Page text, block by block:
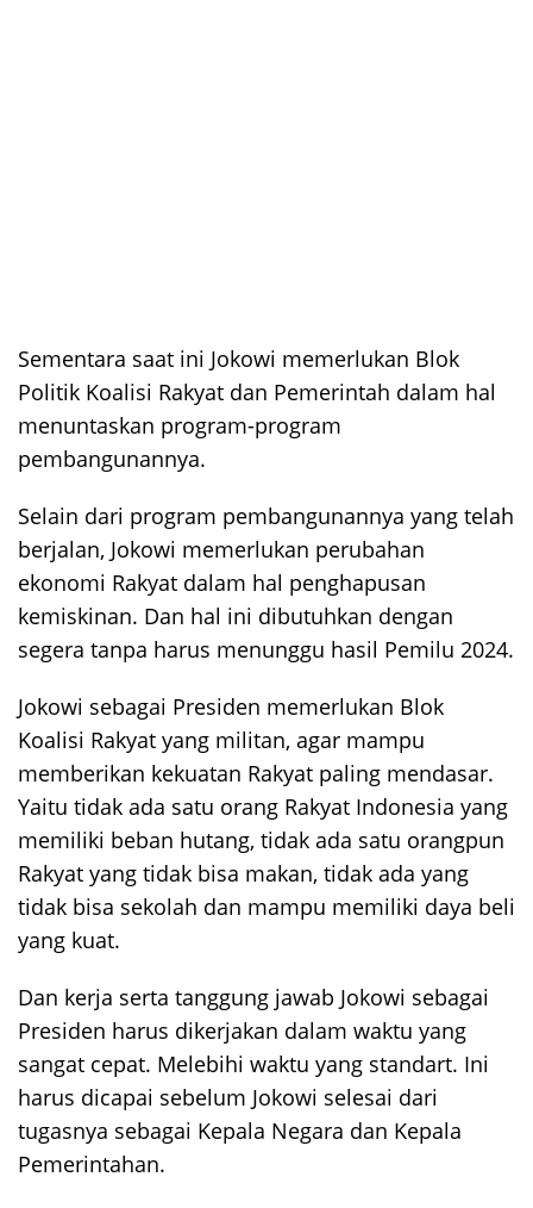
Sementara saat ini Jokowi memerlukan Blok
Politik Koalisi Rakyat dan Pemerintah dalam hal
menuntaskan program-program
pembangunannya.
Selain dari program pembangunannya yang telah
berjalan, Jokowi memerlukan perubahan
ekonomi Rakyat dalam hal penghapusan
kemiskinan. Dan hal ini dibutuhkan dengan
segera tanpa harus menunggu hasil Pemilu 2024.
Jokowi sebagai Presiden memerlukan Blok
Koalisi Rakyat yang militan, agar mampu
memberikan kekuatan Rakyat paling mendasar.
Yaitu tidak ada satu orang Rakyat Indonesia yang
memiliki beban hutang, tidak ada satu orangpun
Rakyat yang tidak bisa makan, tidak ada yang
tidak bisa sekolah dan mampu memiliki daya beli
yang kuat.
Dan kerja serta tanggung jawab Jokowi sebagai
Presiden harus dikerjakan dalam waktu yang
sangat cepat. Melebihi waktu yang standart. Ini
harus dicapai sebelum Jokowi selesai dari
tugasnya sebagai Kepala Negara dan Kepala
Pemerintahan.